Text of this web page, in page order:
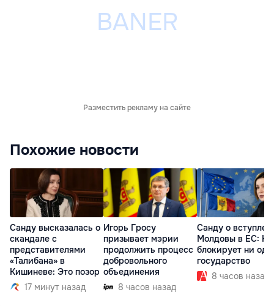
Разместить рекламу на сайте
Похожие новости
Санду высказалась о
скандале с
представителями
«Талибана» в
Кишиневе: Это позор
17 минут назад
Игорь Гросу
призывает мэрии
продолжить процесс
добровольного
объединения
8 часов назад
Санду о
Молдовы в ЕС:
блокирует ни
государство
8 часов назад